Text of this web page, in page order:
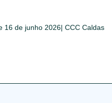
16 de junho 2026| CCC Caldas